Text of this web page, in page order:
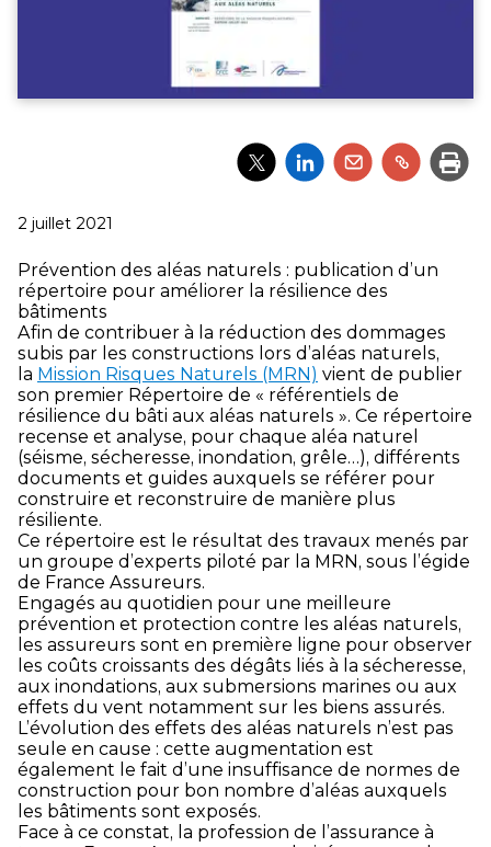
Partager
l'article
Partager
l'article
Partager
l'article
Partager
l'article
Publié
2 juillet 2021
Prévention des aléas naturels : publication d’un
répertoire pour améliorer la résilience des
bâtiments
Afin de contribuer à la réduction des dommages
subis par les constructions lors d’aléas naturels,
la Mission Risques Naturels (MRN) vient de publier
son premier Répertoire de « référentiels de
résilience du bâti aux aléas naturels ». Ce répertoire
recense et analyse, pour chaque aléa naturel
(séisme, sécheresse, inondation, grêle…), différents
documents et guides auxquels se référer pour
construire et reconstruire de manière plus
résiliente.
Ce répertoire est le résultat des travaux menés par
un groupe d’experts piloté par la MRN, sous l’égide
de France Assureurs.
Engagés au quotidien pour une meilleure
prévention et protection contre les aléas naturels,
les assureurs sont en première ligne pour observer
les coûts croissants des dégâts liés à la sécheresse,
aux inondations, aux submersions marines ou aux
effets du vent notamment sur les biens assurés.
L’évolution des effets des aléas naturels n’est pas
seule en cause : cette augmentation est
également le fait d’une insuffisance de normes de
construction pour bon nombre d’aléas auxquels
les bâtiments sont exposés.
Face à ce constat, la profession de l’assurance à